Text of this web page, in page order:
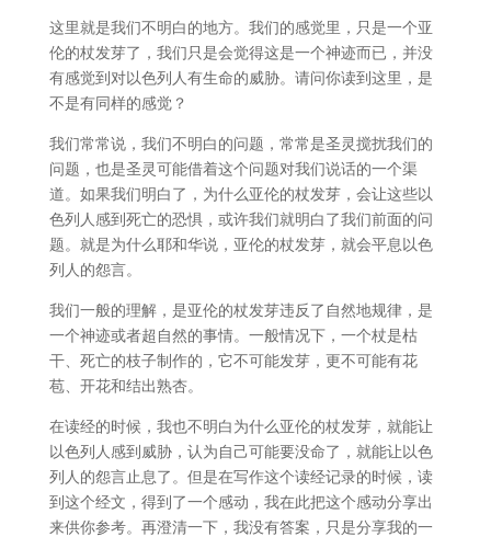
这里就是我们不明白的地方。我们的感觉里，只是一个亚
伦的杖发芽了，我们只是会觉得这是一个神迹而已，并没
有感觉到对以色列人有生命的威胁。请问你读到这里，是
不是有同样的感觉？
我们常常说，我们不明白的问题，常常是圣灵搅扰我们的
问题，也是圣灵可能借着这个问题对我们说话的一个渠
道。如果我们明白了，为什么亚伦的杖发芽，会让这些以
色列人感到死亡的恐惧，或许我们就明白了我们前面的问
题。就是为什么耶和华说，亚伦的杖发芽，就会平息以色
列人的怨言。
我们一般的理解，是亚伦的杖发芽违反了自然地规律，是
一个神迹或者超自然的事情。一般情况下，一个杖是枯
干、死亡的枝子制作的，它不可能发芽，更不可能有花
苞、开花和结出熟杏。
在读经的时候，我也不明白为什么亚伦的杖发芽，就能让
以色列人感到威胁，认为自己可能要没命了，就能让以色
列人的怨言止息了。但是在写作这个读经记录的时候，读
到这个经文，得到了一个感动，我在此把这个感动分享出
来供你参考。再澄清一下，我没有答案，只是分享我的一